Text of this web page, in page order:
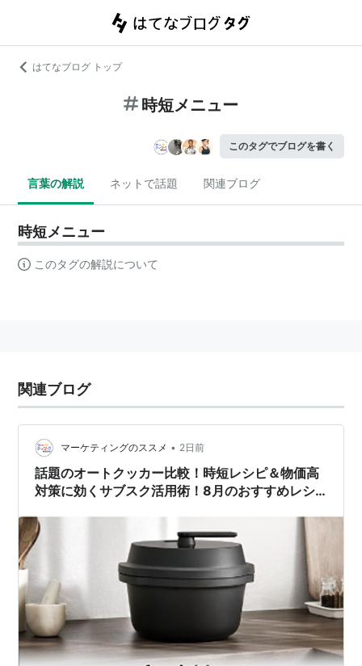
はてなブログ トップ
時短メニュー
このタグでブログを書く
言葉の解説 ネットで話題 関連ブログ
時短メニュー
このタグの解説について
関連ブログ
マーケティングのススメ • 2日前
話題のオートクッカー比較！時短レシピ＆物価高
対策に効くサブスク活用術！8月のおすすめレシ